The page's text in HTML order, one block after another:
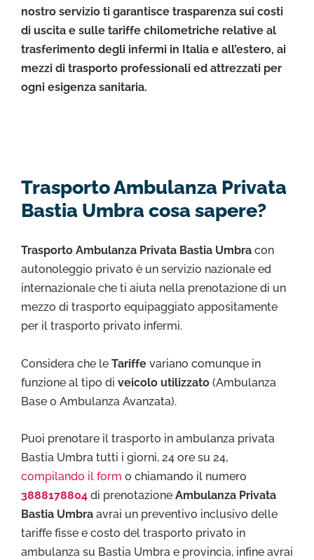
nostro servizio ti garantisce trasparenza sui costi
di uscita e sulle tariffe chilometriche relative al
trasferimento degli infermi in Italia e all’estero, ai
mezzi di trasporto professionali ed attrezzati per
ogni esigenza sanitaria.
Trasporto Ambulanza Privata
Bastia Umbra cosa sapere?
Trasporto Ambulanza Privata Bastia Umbra con
autonoleggio privato è un servizio nazionale ed
internazionale che ti aiuta nella prenotazione di un
mezzo di trasporto equipaggiato appositamente
per il trasporto privato infermi.
Considera che le Tariffe variano comunque in
funzione al tipo di veicolo utilizzato (Ambulanza
Base o Ambulanza Avanzata).
Puoi prenotare il trasporto in ambulanza privata
Bastia Umbra tutti i giorni, 24 ore su 24,
compilando il form o chiamando il numero
3888178804 di prenotazione Ambulanza Privata
Bastia Umbra avrai un preventivo inclusivo delle
tariffe fisse e costo del trasporto privato in
ambulanza su Bastia Umbra e provincia, infine avrai